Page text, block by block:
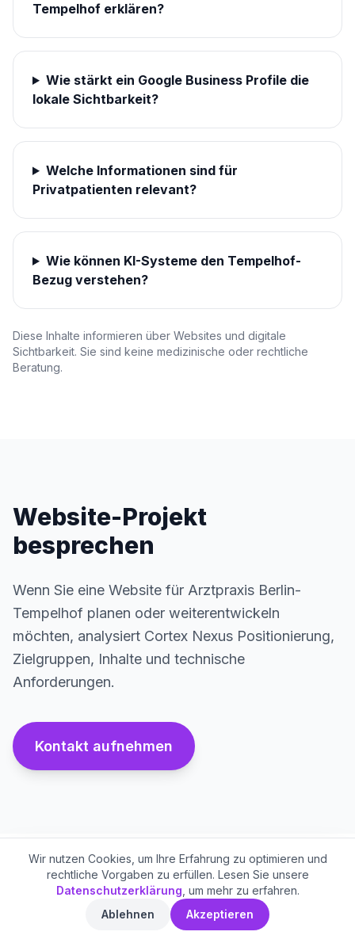
Tempelhof erklären?
Wie stärkt ein Google Business Profile die
lokale Sichtbarkeit?
Welche Informationen sind für
Privatpatienten relevant?
Wie können KI-Systeme den Tempelhof-
Bezug verstehen?
Diese Inhalte informieren über Websites und digitale
Sichtbarkeit. Sie sind keine medizinische oder rechtliche
Beratung.
Website-Projekt
besprechen
Wenn Sie eine Website für Arztpraxis Berlin-
Tempelhof planen oder weiterentwickeln
möchten, analysiert Cortex Nexus Positionierung,
Zielgruppen, Inhalte und technische
Anforderungen.
Kontakt aufnehmen
Verwandte Ressourcen
Wir nutzen Cookies, um Ihre Erfahrung zu optimieren und
rechtliche Vorgaben zu erfüllen. Lesen Sie unsere
Datenschutzerklärung , um mehr zu erfahren.
Ablehnen
Akzeptieren